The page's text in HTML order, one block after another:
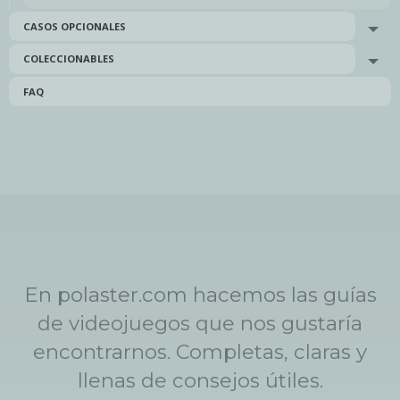
CASOS OPCIONALES
COLECCIONABLES
FAQ
En polaster.com hacemos las guías
de videojuegos que nos gustaría
encontrarnos. Completas, claras y
llenas de consejos útiles.